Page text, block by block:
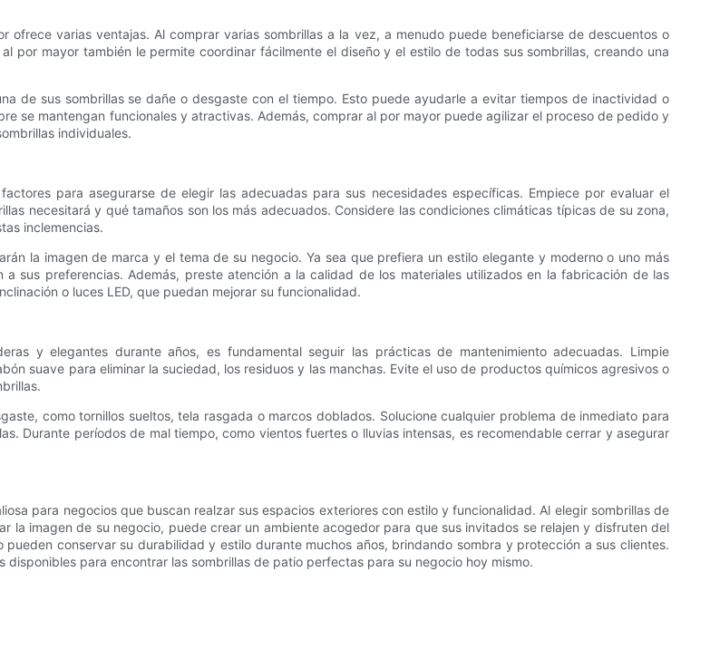
varias ventajas. Al comprar varias sombrillas a la vez, a menudo puede beneficiarse de descuentos o
por mayor también le permite coordinar fácilmente el diseño y el estilo de todas sus sombrillas, creando una
de sus sombrillas se dañe o desgaste con el tiempo. Esto puede ayudarle a evitar tiempos de inactividad o
se mantengan funcionales y atractivas. Además, comprar al por mayor puede agilizar el proceso de pedido y
individuales.
para asegurarse de elegir las adecuadas para sus necesidades específicas. Empiece por evaluar el
necesitará y qué tamaños son los más adecuados. Considere las condiciones climáticas típicas de su zona,
inclemencias.
la imagen de marca y el tema de su negocio. Ya sea que prefiera un estilo elegante y moderno o uno más
sus preferencias. Además, preste atención a la calidad de los materiales utilizados en la fabricación de las
o luces LED, que puedan mejorar su funcionalidad.
y elegantes durante años, es fundamental seguir las prácticas de mantenimiento adecuadas. Limpie
suave para eliminar la suciedad, los residuos y las manchas. Evite el uso de productos químicos agresivos o
como tornillos sueltos, tela rasgada o marcos doblados. Solucione cualquier problema de inmediato para
Durante períodos de mal tiempo, como vientos fuertes o lluvias intensas, es recomendable cerrar y asegurar
para negocios que buscan realzar sus espacios exteriores con estilo y funcionalidad. Al elegir sombrillas de
la imagen de su negocio, puede crear un ambiente acogedor para que sus invitados se relajen y disfruten del
conservar su durabilidad y estilo durante muchos años, brindando sombra y protección a sus clientes.
para encontrar las sombrillas de patio perfectas para su negocio hoy mismo.